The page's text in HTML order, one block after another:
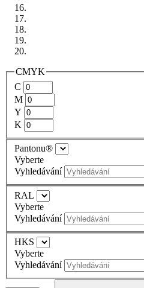
CMYK
C
M
Y
K
Pantonu®
Vyberte
Vyhledávání
RAL
Vyberte
Vyhledávání
HKS
Vyberte
Vyhledávání